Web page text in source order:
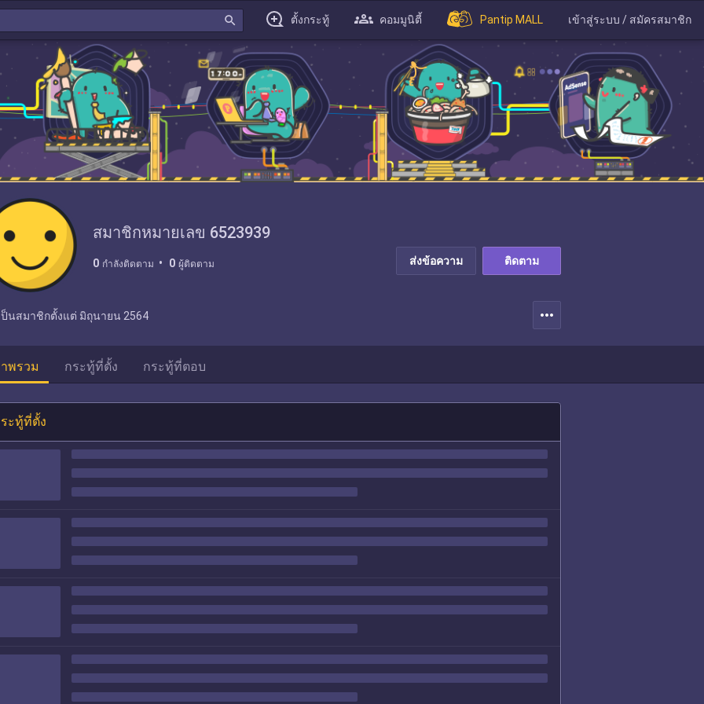
search ตั้งกระทู้ คอมมูนิตี้ Pantip MALL เข้าสู่ระบบ / สมัครสมาชิก
สมาชิกหมายเลข 6523939
0 กำลังติดตาม 0 ผู้ติดตาม ส่งข้อความ ติดตาม
ป็นสมาชิกตั้งแต่ มิถุนายน 2564 more_horiz
พรวม กระทู้ที่ตั้ง กระทู้ที่ตอบ
ะทู้ที่ตั้ง